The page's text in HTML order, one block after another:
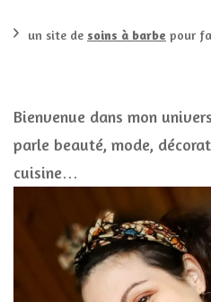
un site de soins à barbe pour
Bienvenue dans mon
parle beauté, mode,
cuisine…